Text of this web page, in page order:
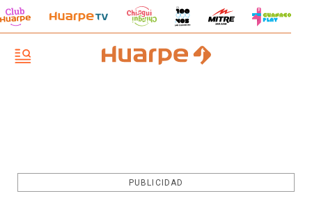
PUBLICIDAD